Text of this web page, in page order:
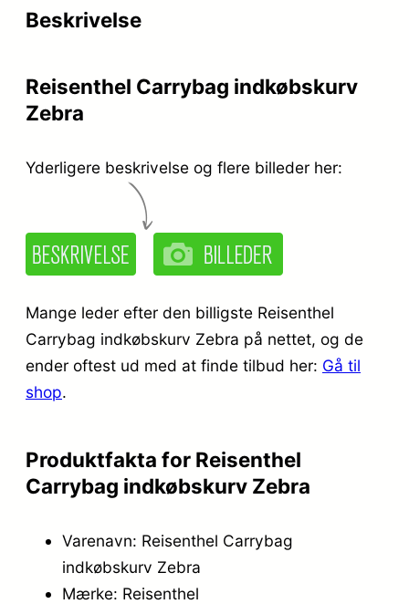
i
v
r
k
r
4
,
0
.
k
.
3
4
9
,
9
Beskrivelse
Reisenthel Carrybag indkøbskurv
Zebra
Yderligere beskrivelse og flere billeder her:
Mange leder efter den billigste Reisenthel
Carrybag indkøbskurv Zebra på nettet, og de
ender oftest ud med at finde tilbud her: Gå til
shop.
Produktfakta for Reisenthel
Carrybag indkøbskurv Zebra
Varenavn: Reisenthel Carrybag
indkøbskurv Zebra
Mærke: Reisenthel